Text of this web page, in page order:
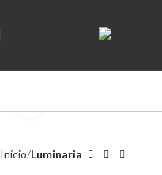
Início Luminaria